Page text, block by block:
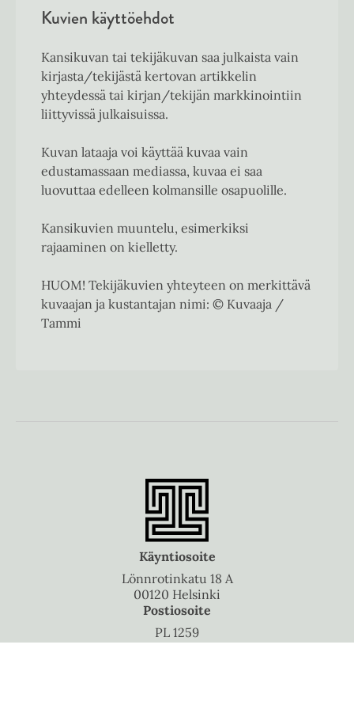
Kuvien käyttöehdot
Kansikuvan tai tekijäkuvan saa julkaista vain
kirjasta/tekijästä kertovan artikkelin
yhteydessä tai kirjan/tekijän markkinointiin
liittyvissä julkaisuissa.
Kuvan lataaja voi käyttää kuvaa vain
edustamassaan mediassa, kuvaa ei saa
luovuttaa edelleen kolmansille osapuolille.
Kansikuvien muuntelu, esimerkiksi
rajaaminen on kielletty.
HUOM! Tekijäkuvien yhteyteen on merkittävä
kuvaajan ja kustantajan nimi: © Kuvaaja /
Tammi
Käyntiosoite
Lönnrotinkatu 18 A
00120 Helsinki
Postiosoite
PL 1259